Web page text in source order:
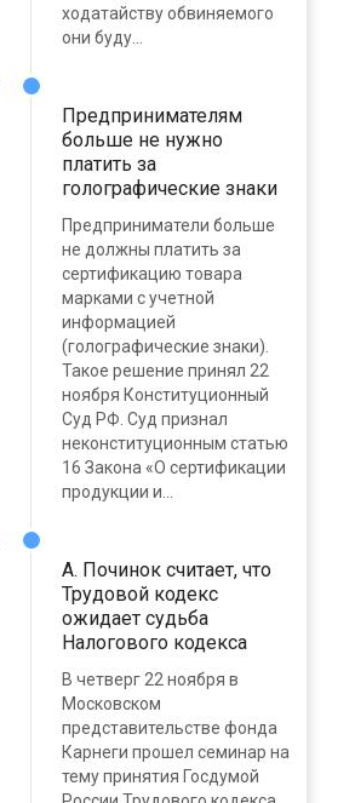
ходатайству обвиняемого
они буду...
Предпринимателям
больше не нужно
платить за
голографические знаки
Предприниматели больше
не должны платить за
сертификацию товара
марками с учетной
информацией
(голографические знаки).
Такое решение принял 22
ноября Конституционный
Суд РФ. Суд признал
неконституционным статью
16 Закона «О сертификации
продукции и...
А. Починок считает, что
Трудовой кодекс
ожидает судьба
Налогового кодекса
В четверг 22 ноября в
Московском
представительстве фонда
Карнеги прошел семинар на
тему принятия Госдумой